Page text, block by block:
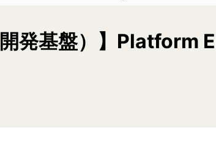
発基盤）】Platform